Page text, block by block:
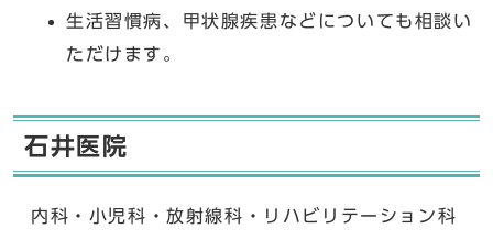
生活習慣病、甲状腺疾患などについても相談い
ただけます。
石井医院
内科・小児科・放射線科・リハビリテーション科